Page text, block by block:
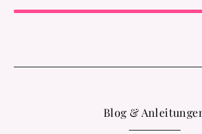
Blog &